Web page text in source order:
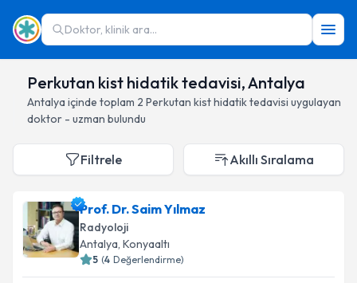
Doktor, klinik ara...
Perkutan kist hidatik tedavisi, Antalya
Antalya içinde toplam 2 Perkutan kist hidatik tedavisi uygulayan
doktor - uzman bulundu
Filtrele Akıllı Sıralama
Prof. Dr. Saim Yılmaz
Radyoloji
Antalya, Konyaaltı
5 (4 Değerlendirme)